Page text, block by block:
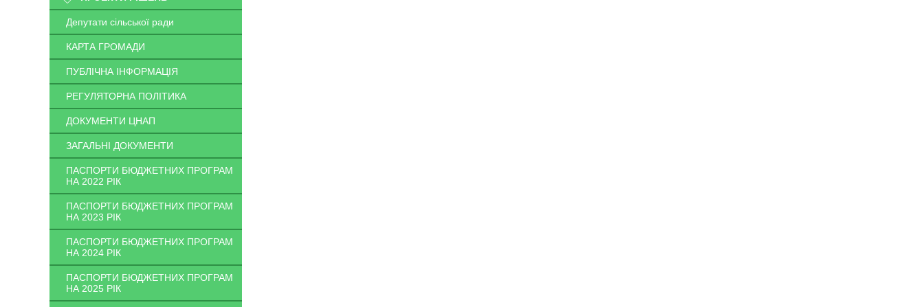
Депутати сільської ради
КАРТА ГРОМАДИ
ПУБЛІЧНА ІНФОРМАЦІЯ
РЕГУЛЯТОРНА ПОЛІТИКА
ДОКУМЕНТИ ЦНАП
ЗАГАЛЬНІ ДОКУМЕНТИ
ПАСПОРТИ БЮДЖЕТНИХ ПРОГРАМ
НА 2022 РІК
ПАСПОРТИ БЮДЖЕТНИХ ПРОГРАМ
НА 2023 РІК
ПАСПОРТИ БЮДЖЕТНИХ ПРОГРАМ
НА 2024 РІК
ПАСПОРТИ БЮДЖЕТНИХ ПРОГРАМ
НА 2025 РІК